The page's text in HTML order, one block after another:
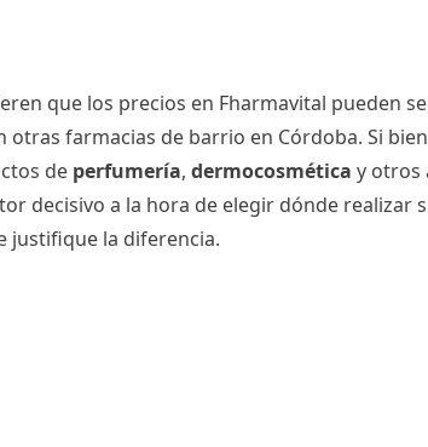
que los precios en Fharmavital pueden
farmacias de barrio en Córdoba. Si
de perfumería, dermocosmética y otros
decisivo a la hora de elegir dónde realizar
justifique la diferencia.